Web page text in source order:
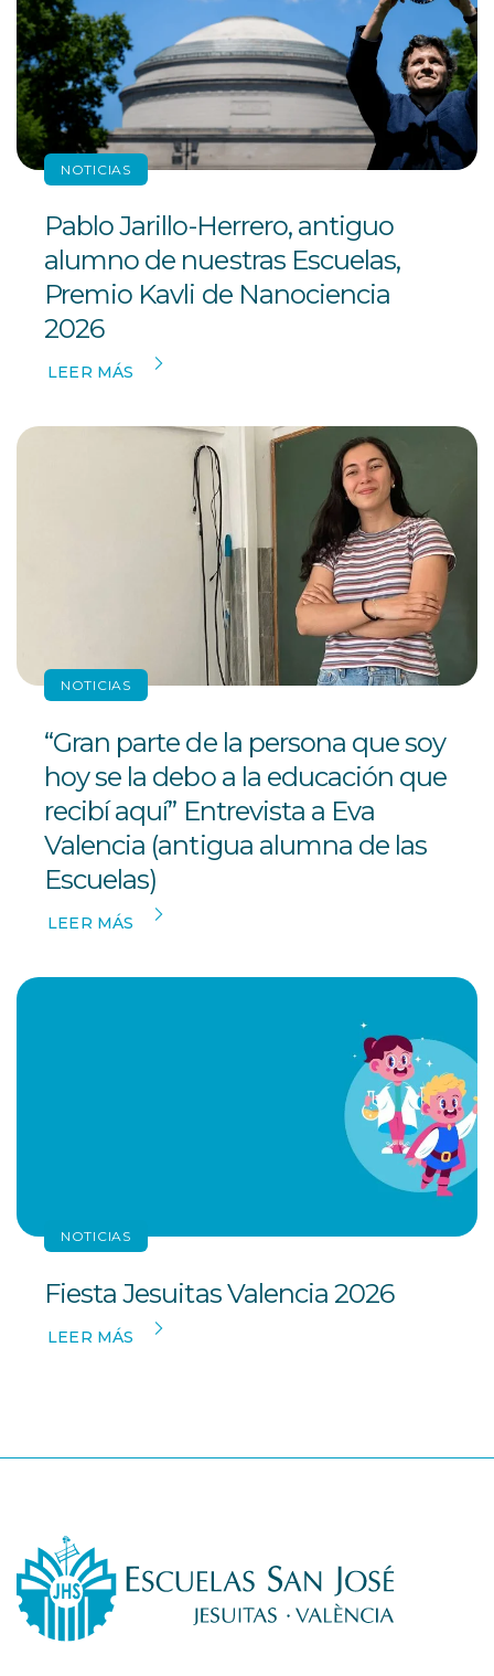
NOTICIAS
Pablo Jarillo-Herrero, antiguo
alumno de nuestras Escuelas,
Premio Kavli de Nanociencia
2026
LEER MÁS
NOTICIAS
“Gran parte de la persona que soy
hoy se la debo a la educación que
recibí aquí” Entrevista a Eva
Valencia (antigua alumna de las
Escuelas)
LEER MÁS
NOTICIAS
Fiesta Jesuitas Valencia 2026
LEER MÁS